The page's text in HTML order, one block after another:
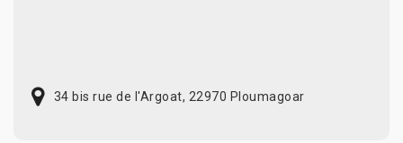
34 bis rue de l'Argoat, 22970 Ploumagoar